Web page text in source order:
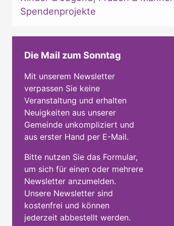
Spendenprojekte
Die Mail zum Sonntag
Mit unserem Newsletter
verpassen Sie keine
Veranstaltung und erhalten
Neuigkeiten aus unserer
Gemeinde unkompliziert und
aus erster Hand per E-Mail.
Bitte nutzen Sie das Formular,
um sich für einen oder mehrere
Newsletter anzumelden.
Unsere Newsletter sind
kostenfrei und können
jederzeit abbestellt werden.